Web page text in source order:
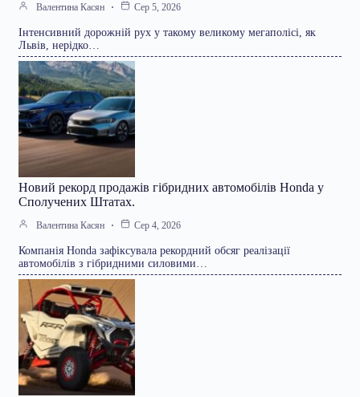
Валентина Касян Сер 5, 2026
Інтенсивний дорожній рух у такому великому мегаполісі, як
Львів, нерідко…
Новий рекорд продажів гібридних автомобілів Honda у
Сполучених Штатах.
Валентина Касян Сер 4, 2026
Компанія Honda зафіксувала рекордний обсяг реалізації
автомобілів з гібридними силовими…